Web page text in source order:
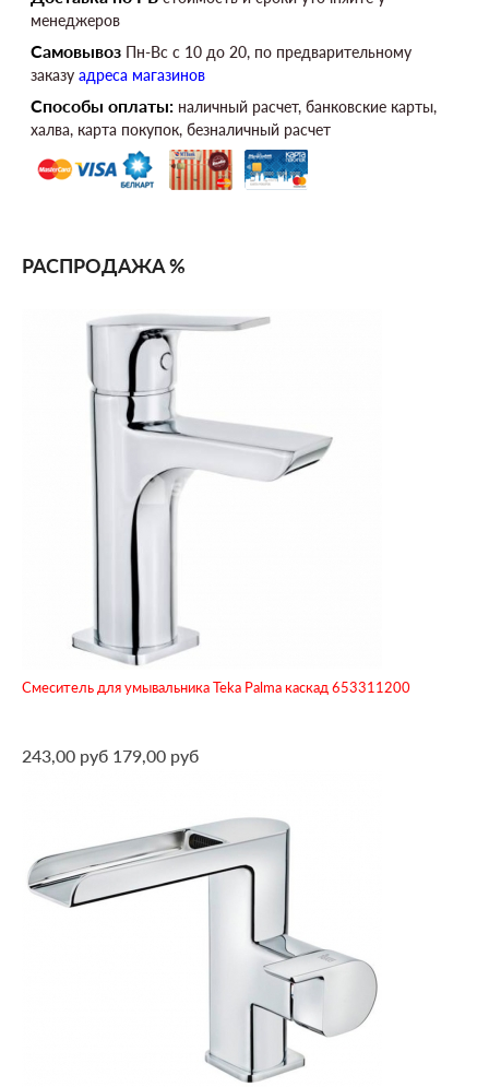
менеджеров
Самовывоз Пн-Вс c 10 до 20, по предварительному
заказу адреса магазинов
Способы оплаты: наличный расчет, банковские карты,
халва, карта покупок, безналичный расчет
РАСПРОДАЖА %
Смеситель для умывальника Teka Palma каскад 653311200
243,00 руб 179,00 руб